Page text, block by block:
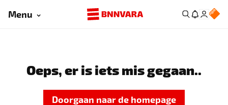
Menu
Oeps, er is iets mis gegaan..
Doorgaan naar de homepage